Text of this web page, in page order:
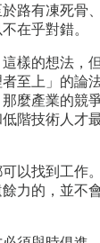
路有凍死骨
在乎對錯。
樣的想法，
至上」的論
麼產業的競
階技術人才
以找到工作
力的，並不